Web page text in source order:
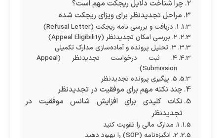
چرا شناخت دلایل ریجکت مهم است؟
مراحل تجدیدنظر برای ویزای ریجکت شده
1. دریافت و بررسی نامه ریجکت (Refusal Letter)
2. بررسی امکان تجدیدنظر (Appeal Eligibility)
3. تحلیل پرونده و آماده‌سازی مدارک تکمیلی
4. ثبت درخواست تجدیدنظر (Appeal
Submission)
5. پیگیری پرونده تجدیدنظر
چند نکته مهم برای موفقیت در تجدیدنظر
نکات کلیدی برای افزایش شانس موفقیت در
تجدیدنظر
1. مدارک مالی را تقویت کنید
2. انگیزه‌نامه (SOP) را بهبود دهید